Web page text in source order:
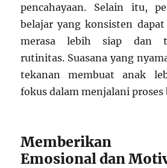
pencahayaan. Selain itu,
belajar yang konsisten
merasa lebih siap dan
rutinitas. Suasana yang
tekanan membuat anak
fokus dalam menjalani
Memberikan
Emosional dan